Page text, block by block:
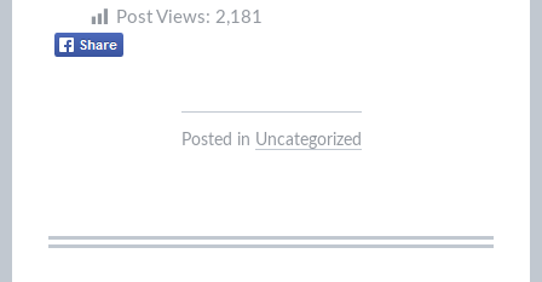
Post Views: 2,181
Posted in Uncategorized